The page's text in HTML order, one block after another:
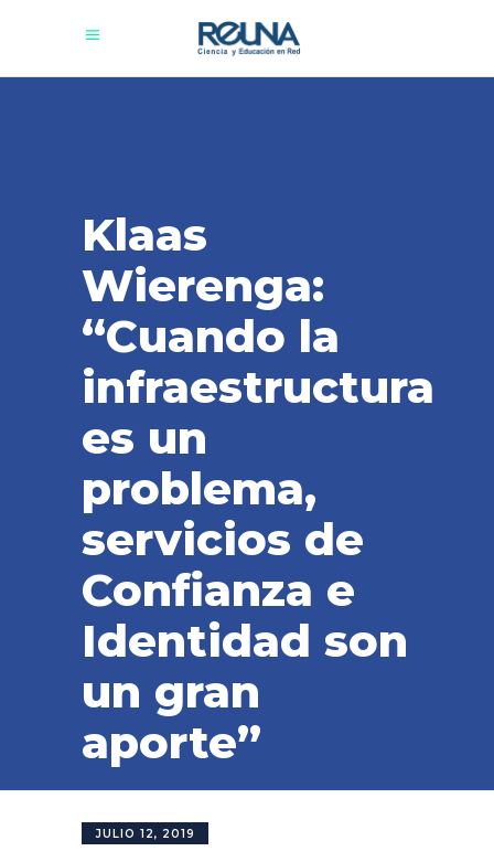
Klaas
Wierenga:
“Cuando la
infraestructura
es un
problema,
servicios de
Confianza e
Identidad son
un gran
aporte”
JULIO 12, 2019